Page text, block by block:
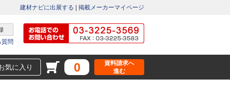
建材ナビに出展する 掲載メーカーマイページ
質問
気に入り 0
資料請求へ
進む